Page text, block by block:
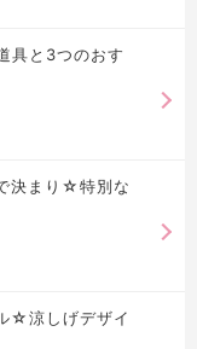
具と3つのおす
決まり☆特別な
☆涼しげデザイ